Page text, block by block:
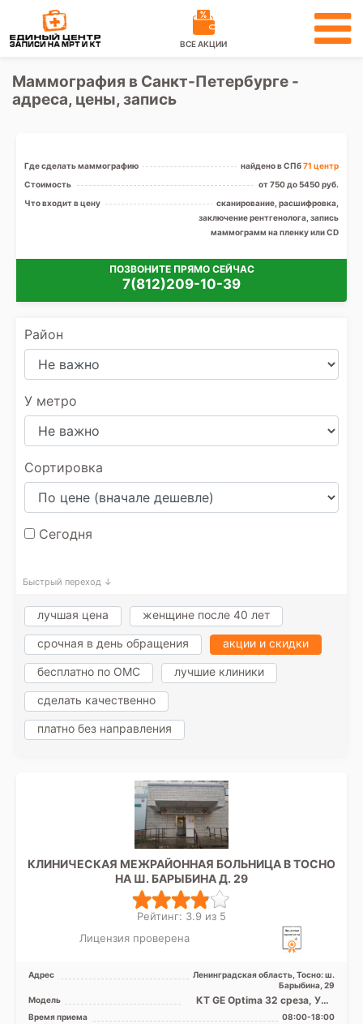
ВСЕ АКЦИИ
Маммография в Санкт-Петербурге -
адреса, цены, запись
Где сделать маммографию найдено в СПб71 центр
Стоимость
от 750 до 5450 руб.
Что входит в цену
сканирование, расшифровка,
заключение рентгенолога, запись
маммограмм на пленку или CD
ПОЗВОНИТЕ ПРЯМО СЕЙЧАС
7(812)209-10-39
Район
У метро
Сортировка
Сегодня
Быстрый переход ↓
лучшая цена женщине после 40 лет
срочная в день обращения акции и скидки
бесплатно по ОМС лучшие клиники
сделать качественно
платно без направления
КЛИНИЧЕСКАЯ МЕЖРАЙОННАЯ БОЛЬНИЦА В ТОСНО
НА Ш. БАРЫБИНА Д. 29
Рейтинг: 3.9 из 5
Лицензия проверена
Адрес
Ленинградская область, Тосно: ш.
Барыбина, 29
Модель
КТ GE Optima 32 среза, УЗИ
аппарат, Рентген аппарат
Время приема
08:00-18:00